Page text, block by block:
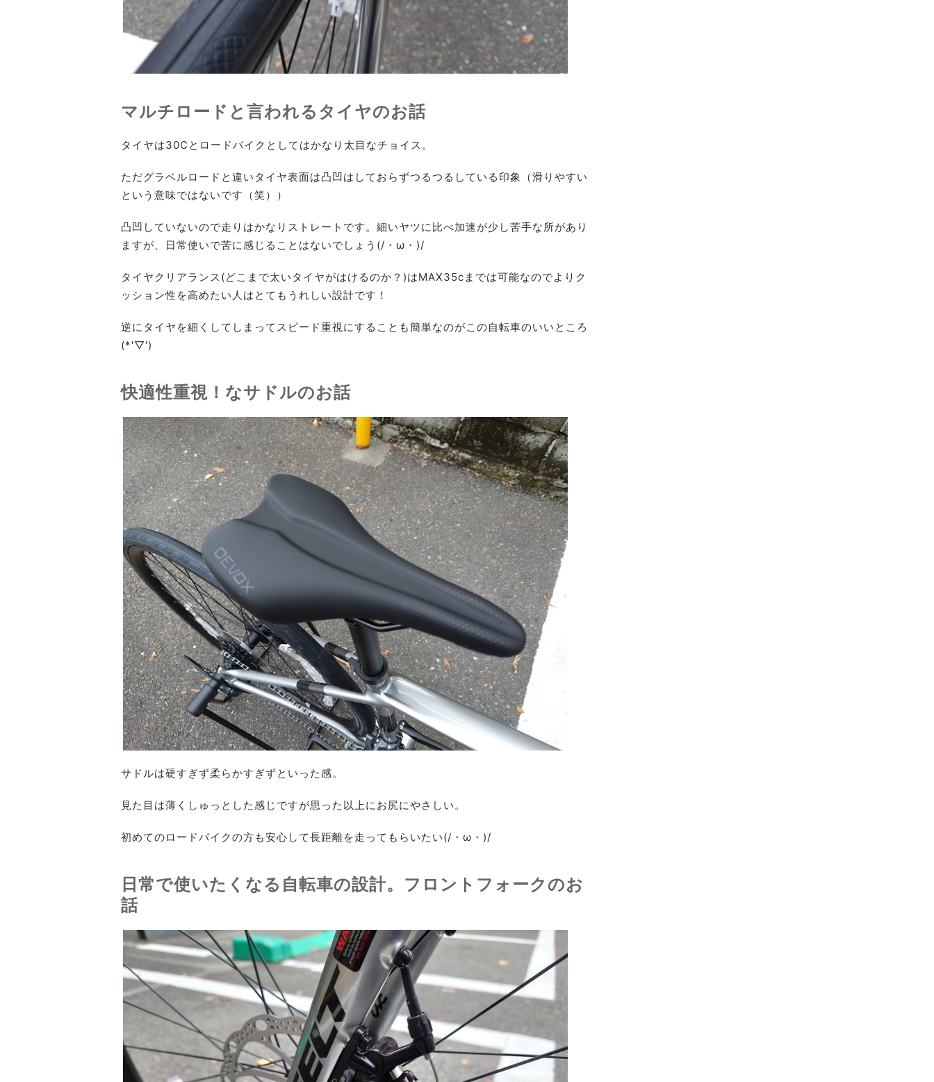
マルチロードと言われるタイヤのお話
タイヤは30Cとロードバイクとしてはかなり太目なチョイス。
ただグラベルロードと違いタイヤ表面は凸凹はしておらずつるつるしている印象（滑りやすい
という意味ではないです（笑））
凸凹していないので走りはかなりストレートです。細いヤツに比べ加速が少し苦手な所があり
ますが、日常使いで苦に感じることはないでしょう(/・ω・)/
タイヤクリアランス(どこまで太いタイヤがはけるのか？)はMAX35cまでは可能なのでよりク
ッション性を高めたい人はとてもうれしい設計です！
逆にタイヤを細くしてしまってスピード重視にすることも簡単なのがこの自転車のいいところ
(*'▽')
快適性重視！なサドルのお話
サドルは硬すぎず柔らかすぎずといった感。
見た目は薄くしゅっとした感じですが思った以上にお尻にやさしい。
初めてのロードバイクの方も安心して長距離を走ってもらいたい(/・ω・)/
日常で使いたくなる自転車の設計。フロントフォークのお
話